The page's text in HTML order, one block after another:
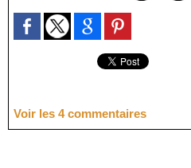
Voir les 4commentaires